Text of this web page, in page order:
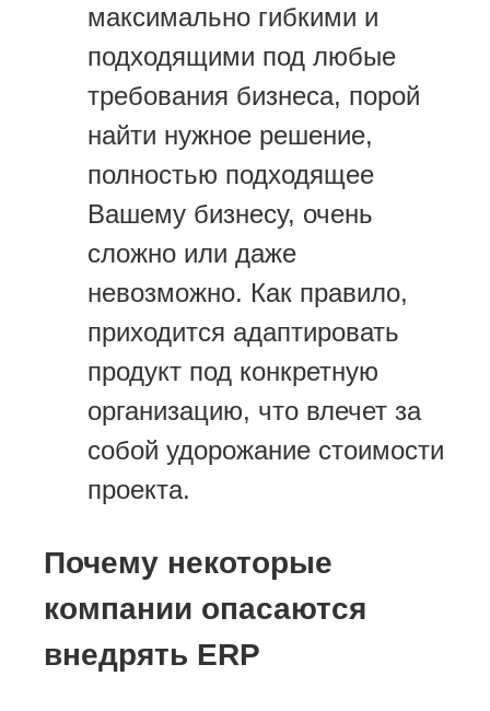
максимально гибкими и
подходящими под любые
требования бизнеса, порой
найти нужное решение,
полностью подходящее
Вашему бизнесу, очень
сложно или даже
невозможно. Как правило,
приходится адаптировать
продукт под конкретную
организацию, что влечет за
собой удорожание стоимости
проекта.
Почему некоторые
компании опасаются
внедрять ERP